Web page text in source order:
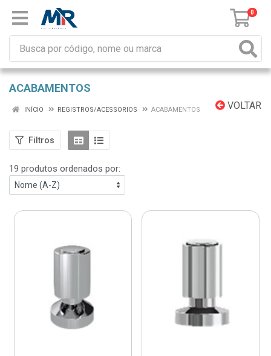
0
ACABAMENTOS
VOLTAR
INÍCIO REGISTROS/ACESSORIOS ACABAMENTOS
Filtros
19 produtos ordenados por: